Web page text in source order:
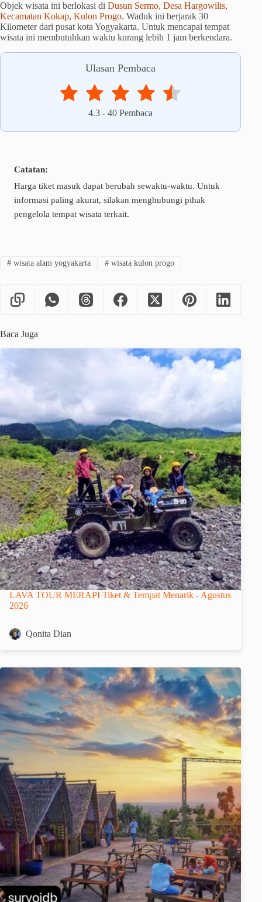
Objek wisata ini berlokasi di Dusun Sermo, Desa Hargowilis,
Kecamatan Kokap, Kulon Progo. Waduk ini berjarak 30
Kilometer dari pusat kota Yogyakarta. Untuk mencapai tempat
wisata ini membutuhkan waktu kurang lebih 1 jam berkendara.
Ulasan Pembaca
4.3 -40 Pembaca
Catatan:
Harga tiket masuk dapat berubah sewaktu-waktu. Untuk
informasi paling akurat, silakan menghubungi pihak
pengelola tempat wisata terkait.
#wisata alam yogyakarta #wisata kulon progo
Baca Juga
LAVA TOUR MERAPI Tiket & Tempat Menarik - Agustus
2026
Qonita Dian